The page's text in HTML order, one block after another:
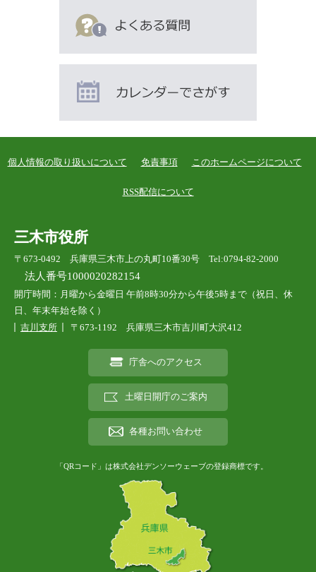
個人情報の取り扱いについて 免責事項 このホームページについて
RSS配信について
三木市役所
〒673-0492 兵庫県三木市上の丸町10番30号 Tel:0794-82-2000
法人番号1000020282154
開庁時間：月曜から金曜日 午前8時30分から午後5時まで（祝日、休
日、年末年始を除く）
吉川支所
〒673-1192 兵庫県三木市吉川町大沢412
庁舎へのアクセス
土曜日開庁のご案内
各種お問い合わせ
「QRコード」は株式会社デンソーウェーブの登録商標です。